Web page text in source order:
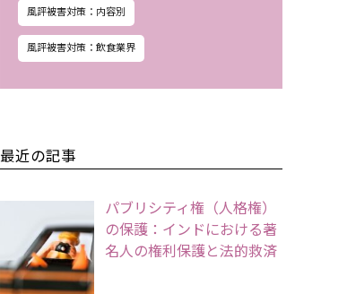
風評被害対策：内容別
風評被害対策：飲食業界
最近の記事
パブリシティ権（人格権）
の保護：インドにおける著
名人の権利保護と法的救済